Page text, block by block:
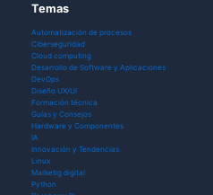
Temas
Automatización de procesos
Ciberseguridad
Cloud computing
Desarrollo de Software y Aplicaciones
DevOps
Diseño UX/UI
Formación técnica
Guías y Consejos
Hardware y Componentes
IA
Innovación y Tendencias
Linux
Marketig digital
Python